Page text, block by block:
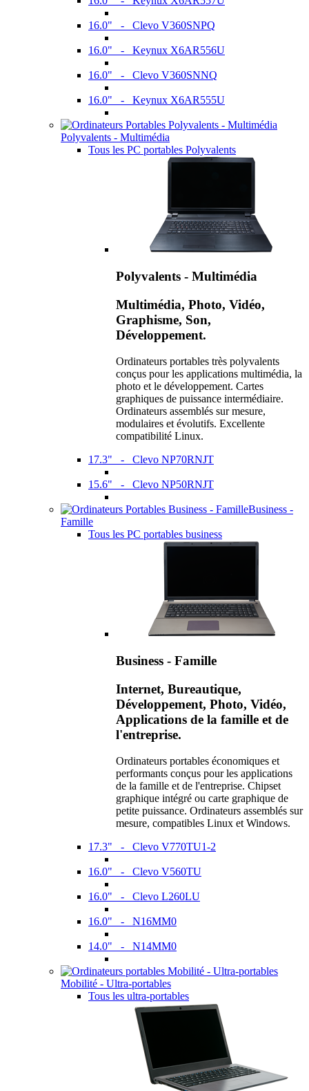
16.0" - Clevo V360SNPQ
16.0" - Keynux X6AR556U
16.0" - Clevo V360SNNQ
16.0" - Keynux X6AR555U
Polyvalents - Multimédia
Tous les PC portables Polyvalents
Polyvalents - Multimédia
Multimédia, Photo, Vidéo,
Graphisme, Son,
Développement.
Ordinateurs portables très polyvalents
conçus pour les applications multimédia, la
photo et le développement. Cartes
graphiques de puissance intermédiaire.
Ordinateurs assemblés sur mesure,
modulaires et évolutifs. Excellente
compatibilité Linux.
17.3" - Clevo NP70RNJT
15.6" - Clevo NP50RNJT
Business -
Famille
Tous les PC portables business
Business - Famille
Internet, Bureautique,
Développement, Photo, Vidéo,
Applications de la famille et de
l'entreprise.
Ordinateurs portables économiques et
performants conçus pour les applications
de la famille et de l'entreprise. Chipset
graphique intégré ou carte graphique de
petite puissance. Ordinateurs assemblés sur
mesure, compatibles Linux et Windows.
17.3" - Clevo V770TU1-2
16.0" - Clevo V560TU
16.0" - Clevo L260LU
16.0" - N16MM0
14.0" - N14MM0
Mobilité - Ultra-portables
Tous les ultra-portables